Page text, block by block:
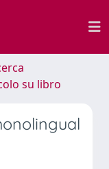
su libro